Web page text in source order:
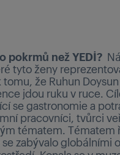
pokrmů než YEDİ?
tyto ženy
že Ruhun
jdou ruku v ruce.
se gastronomie a
pracovníci, tvůrci
tématem. Tématem
zabývalo globálními